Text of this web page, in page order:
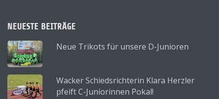
NEUESTE BEITRÄGE
Neue Trikots für unsere D-Junioren
Wacker Schiedsrichterin Klara Herzler
pfeift C-Juniorinnen Pokal!